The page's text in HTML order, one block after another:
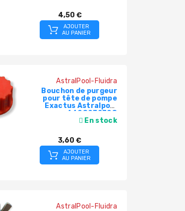
4,50 €
AJOUTER
AU PANIER
AstralPool-Fluidra
Bouchon de purgeur
pour tête de pompe
Exactus Astralpool
4408032308
En stock
3,60 €
AJOUTER
AU PANIER
AstralPool-Fluidra